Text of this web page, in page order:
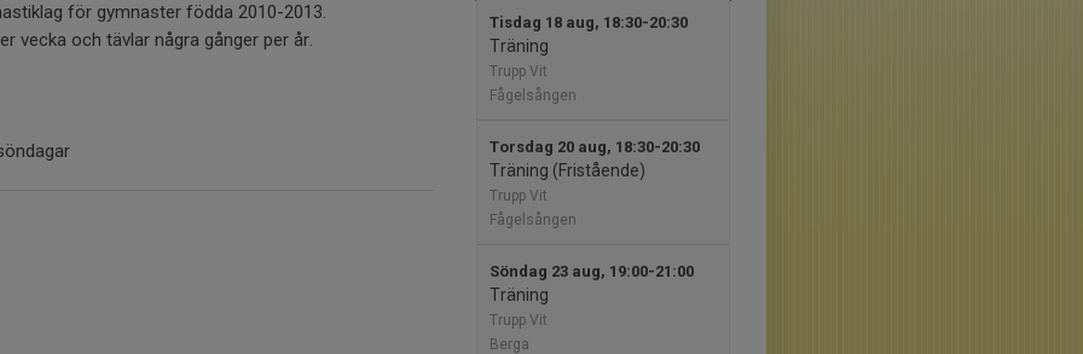
Tisdag 18 aug, 18:30-20:30
Träning
Trupp Vit
Fågelsången
Torsdag 20 aug, 18:30-20:30
Träning (Fristående)
Trupp Vit
Fågelsången
Söndag 23 aug, 19:00-21:00
Träning
Trupp Vit
Berga
för gymnaster födda 2010-2013.
vecka och tävlar några gånger per år.